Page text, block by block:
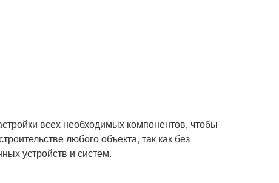
всех необходимых компонентов, чтобы
любого объекта, так как без
устройств и систем.